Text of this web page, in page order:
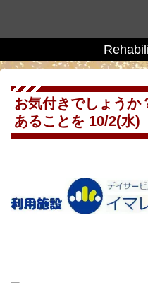
お気付きでしょうか
あることを 10/2(水)